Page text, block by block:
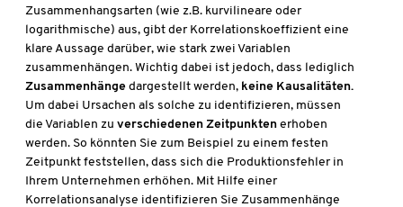
Zusammenhangsarten (wie z.B. kurvilineare oder
logarithmische) aus, gibt der Korrelationskoeffizient eine
klare Aussage darüber, wie stark zwei Variablen
zusammenhängen. Wichtig dabei ist jedoch, dass lediglich
Zusammenhänge dargestellt werden, keine Kausalitäten.
Um dabei Ursachen als solche zu identifizieren, müssen
die Variablen zu verschiedenen Zeitpunkten erhoben
werden. So könnten Sie zum Beispiel zu einem festen
Zeitpunkt feststellen, dass sich die Produktionsfehler in
Ihrem Unternehmen erhöhen. Mit Hilfe einer
Korrelationsanalyse identifizieren Sie Zusammenhänge